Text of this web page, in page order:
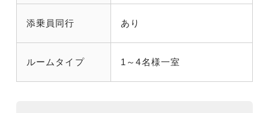
添乗員同行 あり
ルームタイプ 1～4名様一室